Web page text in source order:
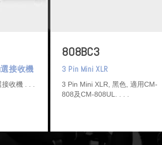
選接收機
接收機
808BC3
3 Pin Mini XLR
3 Pin Mini XLR, 黑色, 適用CM-
808及CM-808UL.